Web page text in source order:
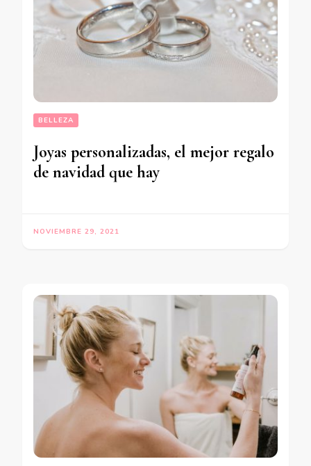
BELLEZA
Joyas personalizadas, el mejor regalo
de navidad que hay
NOVIEMBRE 29, 2021